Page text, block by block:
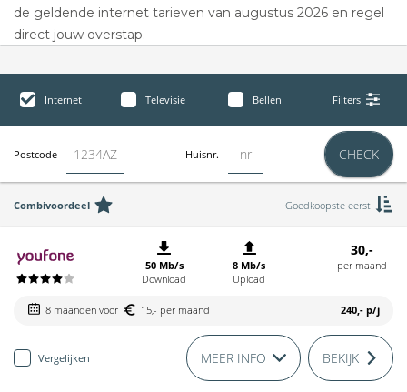
de geldende internet tarieven van augustus 2026 en regel
direct jouw overstap.
Internet Televisie Bellen Filters
Postcode Huisnr. CHECK
Combivoordeel Goedkoopste eerst
50 Mb/s
Download
8 Mb/s
Upload
30,-
per maand
8 maanden voor 15,- per maand 240,- p/j
Vergelijken MEER INFO BEKIJK